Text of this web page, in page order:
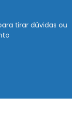
tirar dúvidas ou